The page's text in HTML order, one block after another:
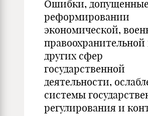
Ошибки,
реформировании
экономической,
правоохранительной
других сфер
государственной
деятельности,
системы
регулирования и